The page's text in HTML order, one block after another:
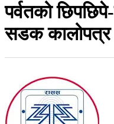
पर्वतको
सडक कालोपत्र